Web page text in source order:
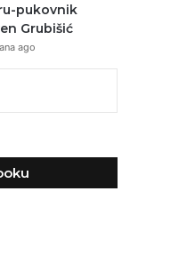
pukovnik
Grubišić
ago